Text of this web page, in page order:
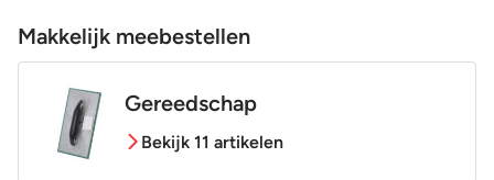
Makkelijk meebestellen
Gereedschap
Bekijk 11 artikelen